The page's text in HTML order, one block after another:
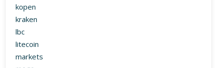
kopen
kraken
lbc
litecoin
markets